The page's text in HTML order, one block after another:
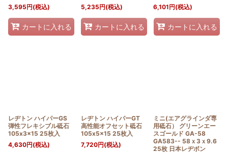
3,595円(税込)
カートに入れる
5,235円(税込)
カートに入れる
6,101円(税込)
カートに入れる
レヂトン ハイパーGS
弾性フレキシブル砥石
105x3x15 25枚入
4,630円(税込)
レヂトン ハイパーGT
高性能オフセット砥石
105x5x15 25枚入
7,720円(税込)
ミニ(エアグラインダ専
用砥石） グリーンエー
スゴールド GA-58
GA583-- 58ｘ3ｘ9.6
25枚 日本レヂボン